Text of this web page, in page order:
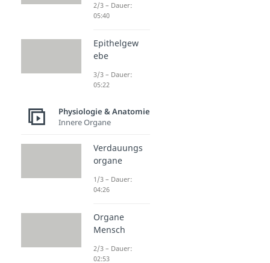
2/3 – Dauer:
05:40
Epithelgew
ebe
3/3 – Dauer:
05:22
Physiologie & Anatomie
Innere Organe
Verdauungs
organe
1/3 – Dauer:
04:26
Organe
Mensch
2/3 – Dauer:
02:53